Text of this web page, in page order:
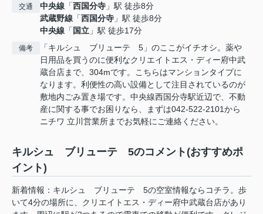
交通 中央線 「西国分寺 」駅 徒歩8分
武蔵野線 「西国分寺 」駅 徒歩8分
中央線 「 国立 」駅 徒歩17分
備考
「キルシュ ブリューテ 5」のここがイチオシ。薬や
日用品を買うのに便利なクリエイトエス・ディー府中武
蔵台店まで、304mです。こちらはマンションタイプに
なります。利便性の高い設備として注目されているのが
敷地内ごみ置き場です。中央線西国分寺駅近辺で、不動
産に関する事でお困りなら、まずは042-522-2101から
ニチワ 立川営業所までお気軽にご連絡ください。
キルシュ ブリューテ 5のコメント(おすすめポ
イント)
新着情報：キルシュ ブリューテ 5の空室情報ならコチラ。歩
いて4分の場所に、クリエイトエス・ディー府中武蔵台店があり